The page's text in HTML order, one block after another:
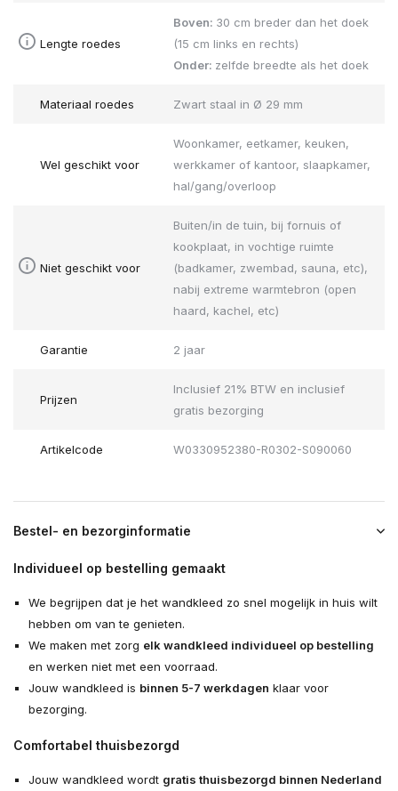
Lengte roedes
Boven: 30 cm breder dan het doek
(15 cm links en rechts)
Onder: zelfde breedte als het doek
Materiaal roedes Zwart staal in Ø 29 mm
Wel geschikt voor
Woonkamer, eetkamer, keuken,
werkkamer of kantoor, slaapkamer,
hal/gang/overloop
Niet geschikt voor
Buiten/in de tuin, bij fornuis of
kookplaat, in vochtige ruimte
(badkamer, zwembad, sauna, etc),
nabij extreme warmtebron (open
haard, kachel, etc)
Garantie 2 jaar
Prijzen
Inclusief 21% BTW en inclusief
gratis bezorging
Artikelcode W0330952380-R0302-S090060
Bestel- en bezorginformatie
Individueel op bestelling gemaakt
We begrijpen dat je het wandkleed zo snel mogelijk in huis wilt
hebben om van te genieten.
We maken met zorg elk wandkleed individueel op bestelling
en werken niet met een voorraad.
Jouw wandkleed is binnen 5-7 werkdagen klaar voor
bezorging.
Comfortabel thuisbezorgd
Jouw wandkleed wordt gratis thuisbezorgd binnen Nederland